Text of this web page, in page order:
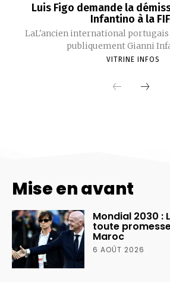
Mise en avant
Mondial 2030 :
toute
Maroc
6 AOÛT 2026